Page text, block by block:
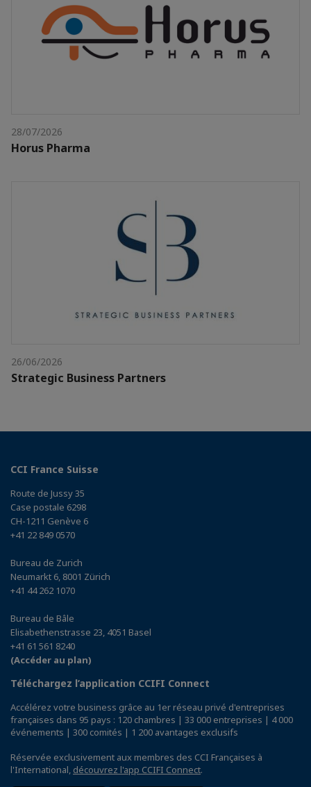
28/07/2026
Horus Pharma
26/06/2026
Strategic Business Partners
CCI France Suisse
Route de Jussy 35
Case postale 6298
CH-1211 Genève 6
+41 22 849 0570
Bureau de Zurich
Neumarkt 6, 8001 Zürich
+41 44 262 1070
Bureau de Bâle
Elisabethenstrasse 23, 4051 Basel
+41 61 561 8240
(Accéder au plan)
Téléchargez l’application CCIFI Connect
Accélérez votre business grâce au 1er réseau privé d'entreprises
françaises dans 95 pays : 120 chambres | 33 000 entreprises | 4 000
événements | 300 comités | 1 200 avantages exclusifs
Réservée exclusivement aux membres des CCI Françaises à
l'International, découvrez l'app CCIFI Connect.